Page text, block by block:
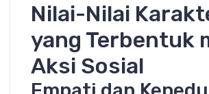
Nilai-Nilai
yang Terbentuk
Aksi Sosial